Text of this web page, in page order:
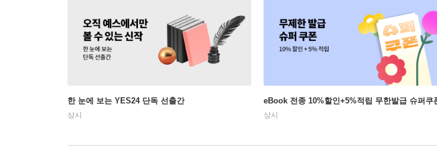
한 눈에 보는 YES24 단독 선출간
상시
eBook 전종 10%할인+5%적립 무한발급 슈퍼쿠
상시